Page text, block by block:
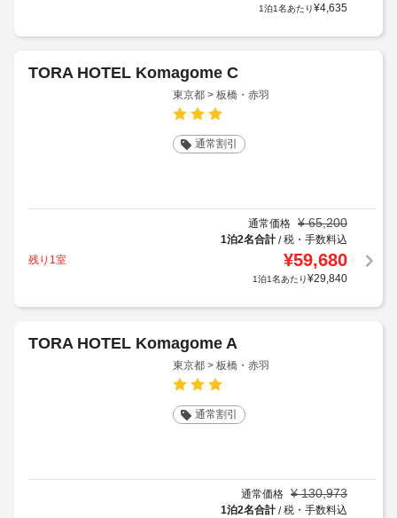
1泊1名あたり¥4,635
TORA HOTEL Komagome C
東京都 > 板橋・赤羽
通常割引
通常価格 ¥ 65,200
1泊2名合計/税・手数料込
残り1室
¥59,680
1泊1名あたり¥29,840
TORA HOTEL Komagome A
東京都 > 板橋・赤羽
通常割引
通常価格 ¥ 130,973
1泊2名合計/税・手数料込